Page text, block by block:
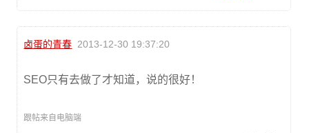
卤蛋的青春 2013-12-30 19:37:20
SEO只有去做了才知道，说的很好！
跟帖来自电脑端